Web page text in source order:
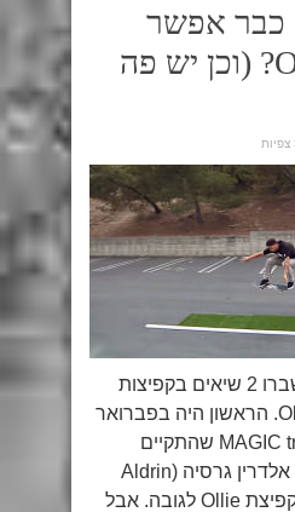
כבר אפשר
להגיע ב-Ollie? (וכן יש פה
בשנים האחרונות נשברו 2 שיאים בקפיצות
סקייטבורד מסוג Ollie. הראשון היה בפברואר
2011 ב- MAGIC trade show שהתקיים
בלאס-וגאס אז שבר אלדרין גרסיה (Aldrin
Garcia) שיא גינס בקפיצת Ollie לגובה. אבל